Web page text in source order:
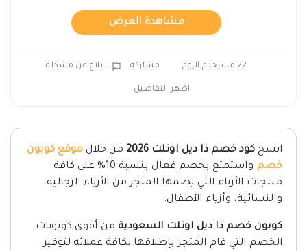
مشاهدة العرض
22 مستخدم اليوم مشاركة الابلاغ عن مشكلة
اظهر التفاصيل
انسخ كود خصم ذا ديل اوتلت 2026 من خلال موقع كوبون
خصم
واستمتع بخصم فعال بنسبة 10% على كافة
منتجات الأزياء التي يضمها المتجر من الأزياء الرجالية،
والنسائية، وأزياء الأطفال.
كوبون خصم ذا ديل اوتلت السعودية من أقوى كوبونات
الخصم التي قام المتجر بإطلاقها لكافة عملائه لتوفير